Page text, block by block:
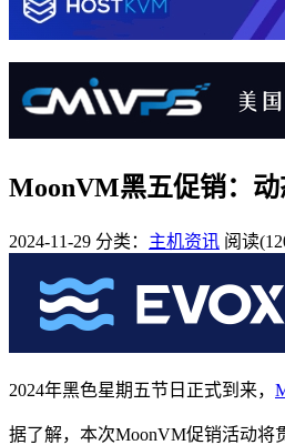
MoonVM黑五促销：
2024-11-29 分类： 主机资讯 阅读
2024年黑色星期五节日正式到来，
据了解，本次MoonVM促销活动将